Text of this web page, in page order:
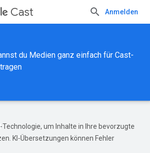
Cast Anmelden
du Medien ganz einfach für Cast-
Technologie, um Inhalte in Ihre bevorzugte
KI-Übersetzungen können Fehler